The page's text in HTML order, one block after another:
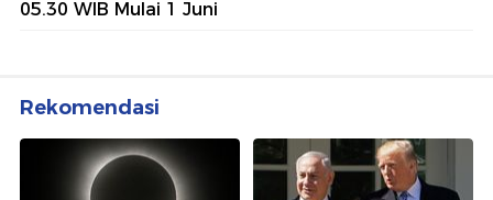
05.30 WIB Mulai 1 Juni
Rekomendasi